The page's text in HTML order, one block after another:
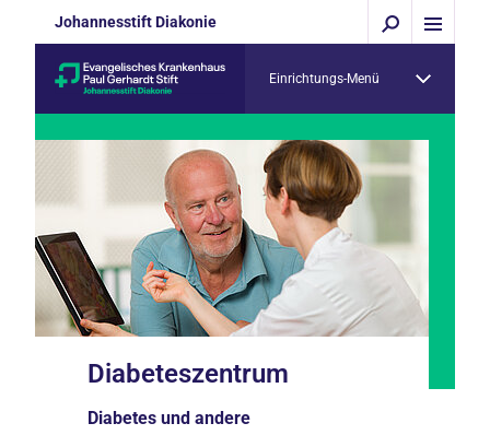
Johannesstift Diakonie
Einrichtungs-Menü
Diabeteszentrum
Diabetes und andere